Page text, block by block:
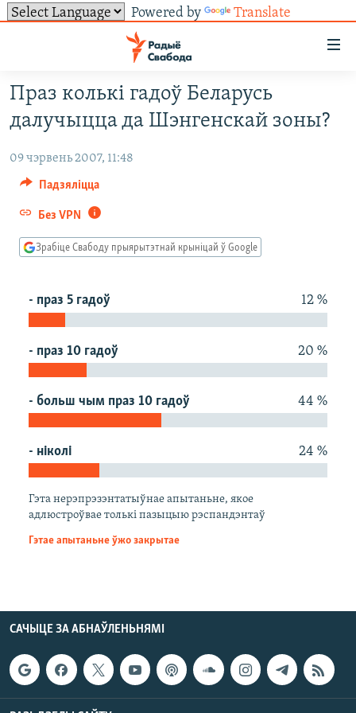
Powered by Translate
ўнівэрсальнага
доступу
да
галоўнага
Перайсьці
навігацыі
пошуку
НАВІНЫ
УСЕ НАВІНЫ
ВІДЭА І ФОТА
ЛЮДЗІ
ПАЛІТЫКА
ЭКАНОМІКА
БЕЛАРУСЫ НА ВАЙНЕ
КУЛЬТУРА
КАЛЯНДАР
ТОЛЬКІ НА СВАБОДЗЕ
ТЭСТЫ
БЛОГІ
ГІСТОРЫЯ НА СВАБОДЗЕ
ПАДКАСТЫ
АЎДЫЁКНІГІ
МОВА
НА ХВАЛЯХ СВАБОДЫ
СУВЯЗЬ
АБЫСЬЦІ БЛЯКАВАНЬНЕ
ПАДЗЯЛІЦЦА ІНФАРМАЦЫЯЙ
ПАДПІСАЦЦА
RSS
ПАДКАСТЫ
TWITTER
Усе сайты РС/РСЭ
Праз колькі гадоў Беларусь
далучыцца да Шэнгенскай зоны?
09 чэрвень 2007, 11:48
Падзяліцца
Без VPN
Зрабіце Свабоду прыярытэтнай крыніцай ў Google
- праз 5 гадоў 12 %
- праз 10 гадоў 20 %
- больш чым праз 10 гадоў 44 %
- ніколі 24 %
Гэта нерэпрэзэнтатыўнае апытаньне, якое
адлюстроўвае толькі пазыцыю рэспандэнтаў
Гэтае апытаньне ўжо закрытае
САЧЫЦЕ ЗА АБНАЎЛЕНЬНЯМІ